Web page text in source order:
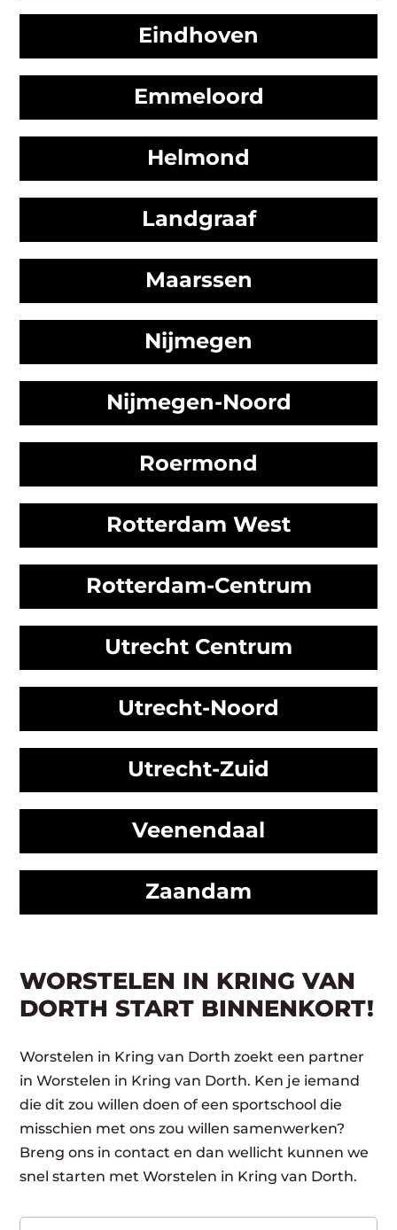
Eindhoven
Emmeloord
Helmond
Landgraaf
Maarssen
Nijmegen
Nijmegen-Noord
Roermond
Rotterdam West
Rotterdam-Centrum
Utrecht Centrum
Utrecht-Noord
Utrecht-Zuid
Veenendaal
Zaandam
WORSTELEN IN KRING VAN
DORTH START BINNENKORT!
Worstelen in Kring van Dorth zoekt een partner
in Worstelen in Kring van Dorth. Ken je iemand
die dit zou willen doen of een sportschool die
misschien met ons zou willen samenwerken?
Breng ons in contact en dan wellicht kunnen we
snel starten met Worstelen in Kring van Dorth.